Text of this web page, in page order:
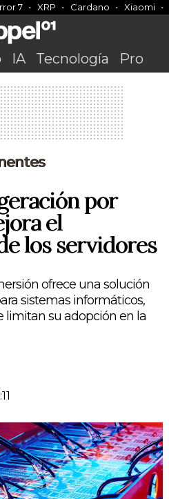
7 XRP Cardano Xiaomi
IA Tecnología Pro
por
el
los servidores
ofrece una solución
sistemas informáticos,
limitan su adopción en la